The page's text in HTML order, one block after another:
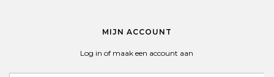
MIJN ACCOUNT
Log in of maak een account aan